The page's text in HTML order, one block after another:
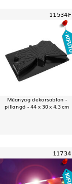
11534F
Műanyag dekorsablon -
pillangó - 44 x 30 x 4,3 cm
11734